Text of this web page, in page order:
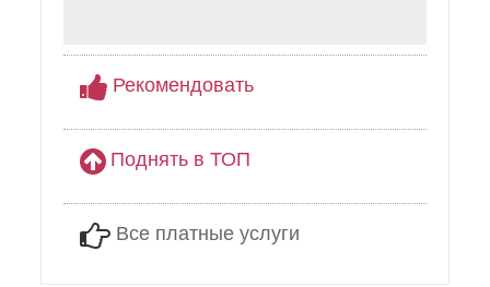
Рекомендовать
Поднять в ТОП
Все платные услуги